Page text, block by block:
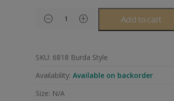
Add to cart
SKU: 6818 Burda Style
Availability: Available on backorder
Size: N/A